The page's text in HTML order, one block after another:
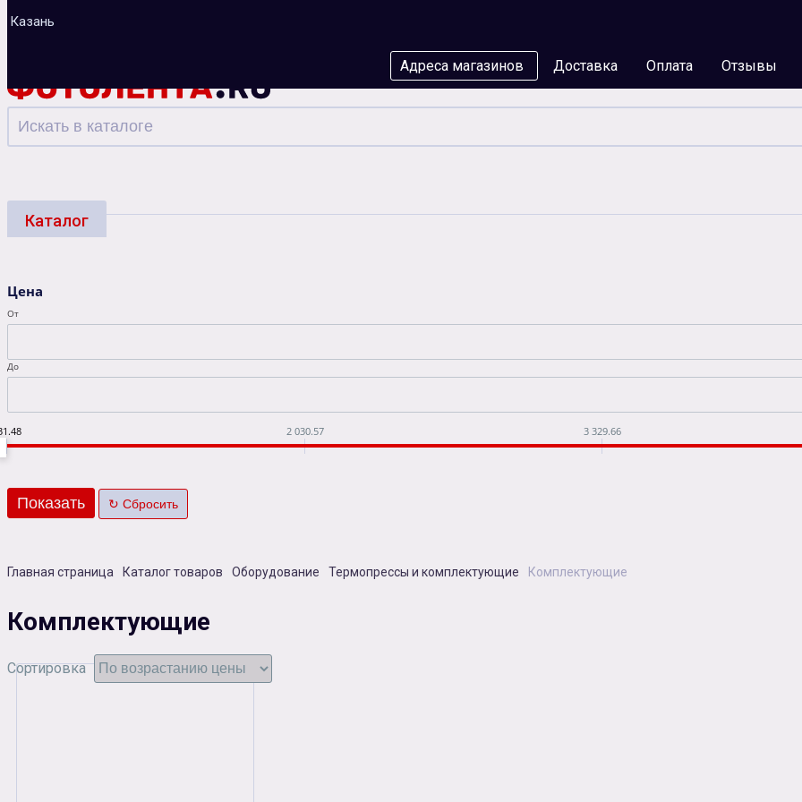
Казань
Адреса магазинов Доставка Оплата Отзывы
Каталог
Цена
От
До
2 030.57 3 329.66
Главная страница Каталог товаров Оборудование Термопрессы и комплектующие Комплектующие
Комплектующие
Сортировка